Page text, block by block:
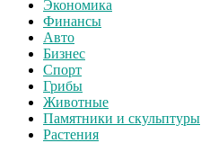
Экономика
Финансы
Авто
Бизнес
Спорт
Грибы
Животные
Памятники и скульптуры
Растения